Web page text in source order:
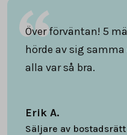
Över förväntan! 5
hörde av sig samma
alla var så bra.
Erik A.
Säljare av bostadsrätt